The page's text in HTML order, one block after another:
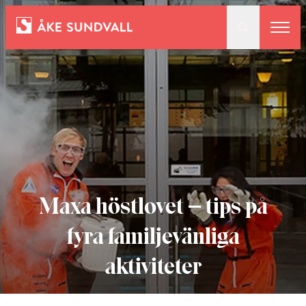
Bostäder
Lokaler och parkering
Entreprenad
Om oss
Kontakt
Maxa höstlovet – tips på
fyra familjevänliga
aktiviteter